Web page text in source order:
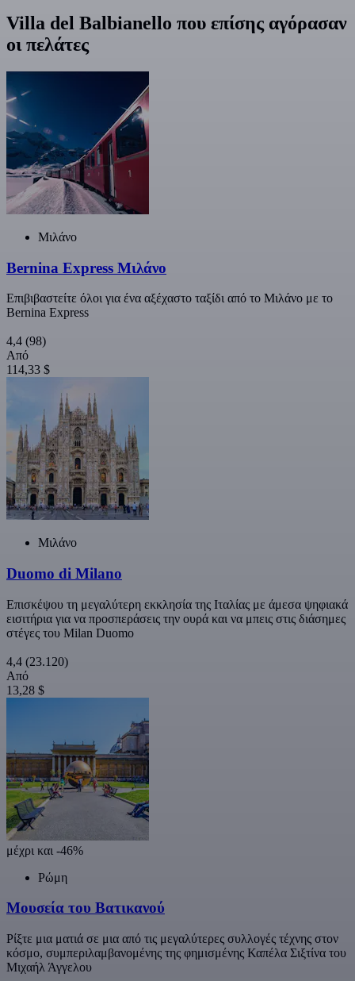
Villa del Balbianello που επίσης αγόρασαν
οι πελάτες
Μιλάνο
Bernina Express Μιλάνο
Επιβιβαστείτε όλοι για ένα αξέχαστο ταξίδι από το Μιλάνο με το
Bernina Express
4,4 (98)
Από
114,33 $
Μιλάνο
Duomo di Milano
Επισκέψου τη μεγαλύτερη εκκλησία της Ιταλίας με άμεσα ψηφιακά
εισιτήρια για να προσπεράσεις την ουρά και να μπεις στις διάσημες
στέγες του Milan Duomo
4,4 (23.120)
Από
13,28 $
μέχρι και -46%
Ρώμη
Μουσεία του Βατικανού
Ρίξτε μια ματιά σε μια από τις μεγαλύτερες συλλογές τέχνης στον
κόσμο, συμπεριλαμβανομένης της φημισμένης Καπέλα Σιξτίνα του
Μιχαήλ Άγγελου